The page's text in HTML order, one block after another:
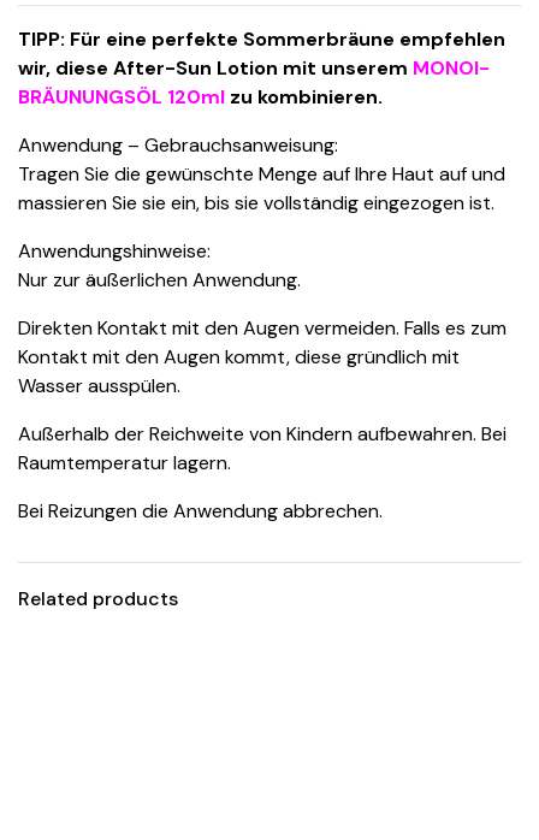
TIPP: Für eine perfekte Sommerbräune empfehlen
wir, diese After-Sun Lotion mit unserem MONOI-
BRÄUNUNGSÖL 120ml zu kombinieren.
Anwendung – Gebrauchsanweisung:
Tragen Sie die gewünschte Menge auf Ihre Haut auf und
massieren Sie sie ein, bis sie vollständig eingezogen ist.
Anwendungshinweise:
Nur zur äußerlichen Anwendung.
Direkten Kontakt mit den Augen vermeiden. Falls es zum
Kontakt mit den Augen kommt, diese gründlich mit
Wasser ausspülen.
Außerhalb der Reichweite von Kindern aufbewahren. Bei
Raumtemperatur lagern.
Bei Reizungen die Anwendung abbrechen.
Related products